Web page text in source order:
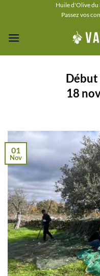
Huile d'Olive du
Passez vos
Début
18
01
Nov